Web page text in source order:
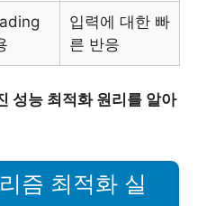
입력에 대한 빠
른 반응
성능 최적화 원리를 알아
즘 최적화 실